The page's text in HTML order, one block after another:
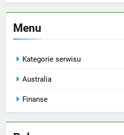
Menu
Kategorie serwisu
Australia
Finanse